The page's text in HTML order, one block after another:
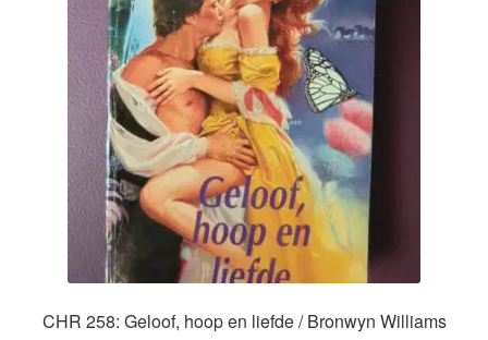
CHR 258: Geloof, hoop en liefde / Bronwyn Williams